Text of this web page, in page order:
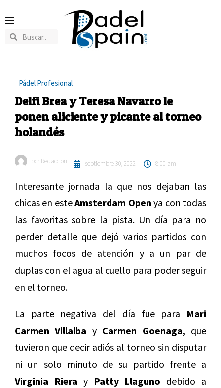
Pádel Profesional
Delfi Brea y Teresa Navarro le
ponen aliciente y picante al torneo
holandés
por Redaccion septiembre 30, 2022 8:00 am
Interesante jornada la que nos dejaban las
chicas en esteAmsterdam Open ya con todas
las favoritas sobre la pista. Un día para no
perder detalle que dejó varios partidos con
muchos focos de atención y a un par de
duplas con el agua al cuello para poder seguir
en el torneo.
La parte negativa del día fue para Mari
Carmen Villalba y Carmen Goenaga, que
tuvieron que decir adiós al torneo sin disputar
ni un solo minuto de su partido frente a
Virginia Riera y Patty Llaguno debido a